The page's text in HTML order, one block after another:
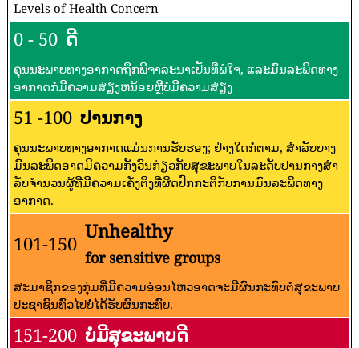
Levels of Health Concern
0 - 50 ດີ
ຄຸນນະພາບທາງອາກາດຖືກພິຈາລະນາເປັນທີ່ພໍໃຈ, ແລະມົນລະພິດທາງ
ອາກາດກໍ່ມີຄວາມສ່ຽງຫນ້ອຍຫຼືບໍ່ມີຄວາມສ່ຽງ
51 -100 ປານກາງ
ຄຸນນະພາບທາງອາກາດແມ່ນການຮັບຮອງ; ຢ່າງໃດກໍ່ຕາມ, ສໍາລັບບາງ
ມົນລະພິດອາດມີຄວາມກັງວົນກ່ຽວກັບສຸຂະພາບໃນລະດັບປານກາງສໍາ
ລັບຈໍານວນຜູ້ທີ່ມີຄວາມເຄັ່ງຕຶງທີ່ຜິດປົກກະຕິກັບການມົນລະພິດທາງ
ອາກາດ.
101-150
Unhealthy
for sensitive groups
ສະມາຊິກຂອງກຸ່ມທີ່ມີຄວາມອ່ອນໄຫວອາດຈະມີຜົນກະທົບຕໍ່ສຸຂະພາບ
ປະຊາຊົນທົ່ວໄປບໍ່ໄດ້ຮັບຜົນກະທົບ.
151-200 ບໍ່ມີສຸຂະພາບດີ